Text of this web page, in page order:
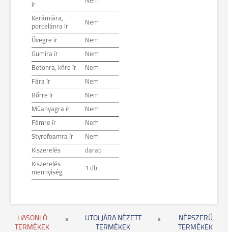
ír
Kerámiára,
porcelánra ír
Nem
Üvegre ír Nem
Gumira ír Nem
Betonra, kőre ír Nem
Fára ír Nem
Bőrre ír Nem
Műanyagra ír Nem
Fémre ír Nem
Styrofoamra ír Nem
Kiszerelés darab
Kiszerelés
mennyiség
1 db
HASONLÓ
TERMÉKEK
UTOLJÁRA NÉZETT
TERMÉKEK
NÉPSZERŰ
TERMÉKEK